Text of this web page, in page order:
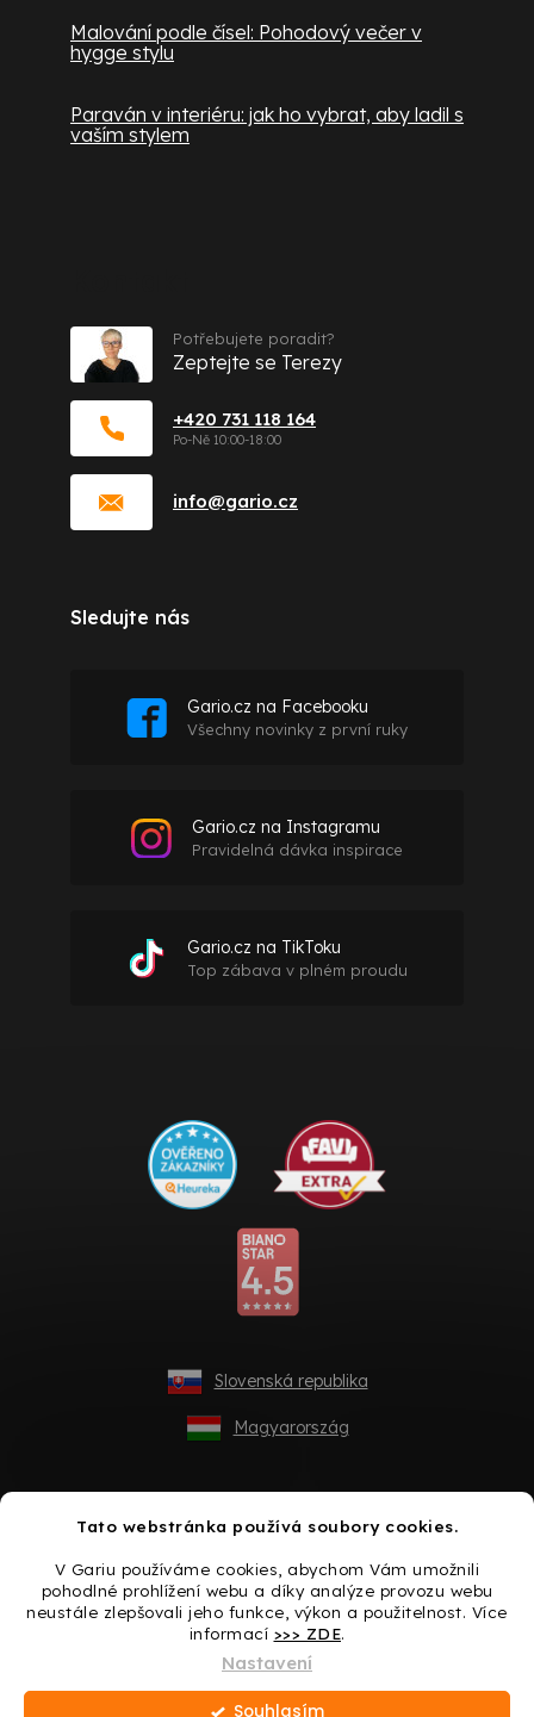
Tato webstránka používá soubory cookies.
V Gariu používáme cookies, abychom Vám umožnili
pohodlné prohlížení webu a díky analýze provozu webu
neustále zlepšovali jeho funkce, výkon a použitelnost. Více
informací >>> ZDE.
Nastavení
Souhlasím
Malování podle čísel: Pohodový večer v
hygge stylu
Paraván v interiéru: jak ho vybrat, aby ladil s
vaším stylem
info@gario.cz
+420 731 118 164
Potřebujete poradit?
Zeptejte se Terezy
Sledujte nás
Gario.cz na Facebooku
Všechny novinky z první ruky
Gario.cz na Instagramu
Pravidelná dávka inspirace
Gario.cz na TikToku
Top zábava v plném proudu
Slovenská republika
Magyarország
Vytvořil Shoptet